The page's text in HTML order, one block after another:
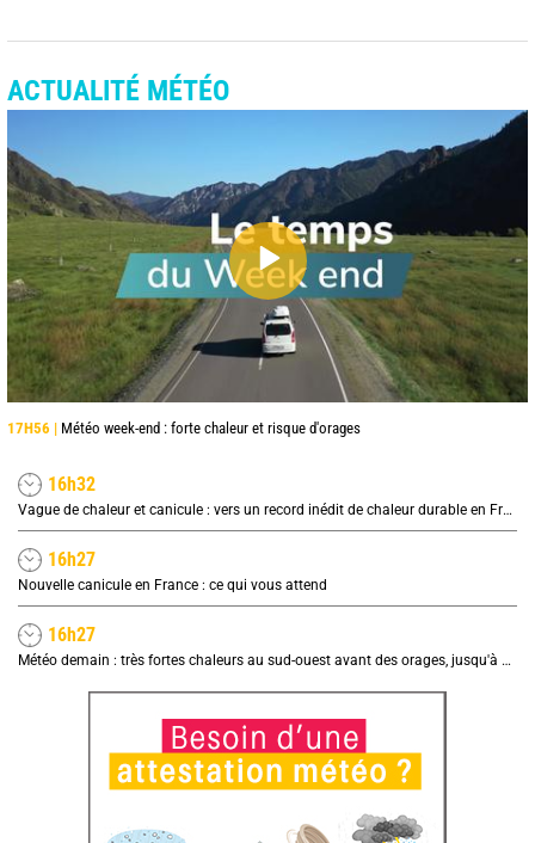
ACTUALITÉ MÉTÉO
17H56 | Météo week-end : forte chaleur et risque d'orages
16h32
Vague de chaleur et canicule : vers un record inédit de chaleur durable en France
16h27
Nouvelle canicule en France : ce qui vous attend
16h27
Météo demain : très fortes chaleurs au sud-ouest avant des orages, jusqu'à 39°C